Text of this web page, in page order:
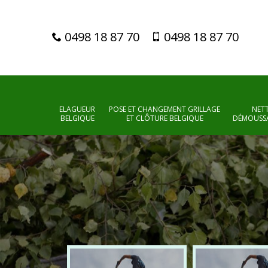
0498 18 87 70 0498 18 87 70
ELAGUEUR
BELGIQUE
POSE ET CHANGEMENT GRILLAGE
ET CLÔTURE BELGIQUE